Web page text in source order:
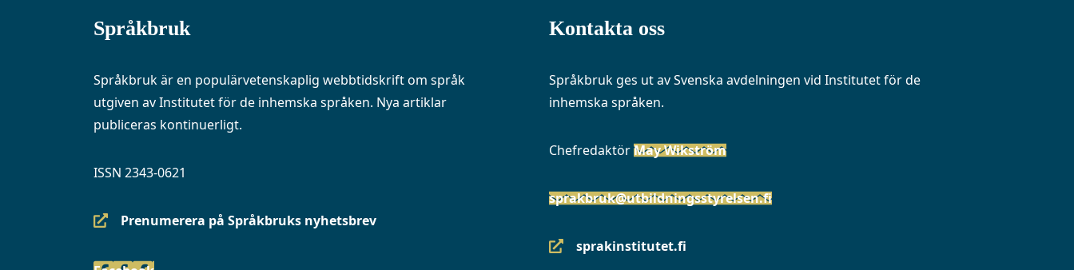
Språkbruk
Språkbruk är en populärvetenskaplig webbtidskrift om språk
utgiven av Institutet för de inhemska språken. Nya artiklar
publiceras kontinuerligt.
ISSN 2343-0621
Prenumerera på Språkbruks nyhetsbrev
(siirryt
Kontakta oss
Språkbruk ges ut av Svenska avdelningen vid Institutet för de
inhemska språken.
ChefredaktörMay Wikström
sprakbruk@utbildningsstyrelsen.fi
sprakinstitutet.fi
(siirryt